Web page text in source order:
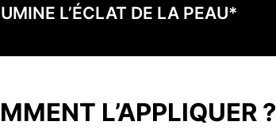
L’ÉCLAT DE LA PEAU*
L’APPLIQUER ?